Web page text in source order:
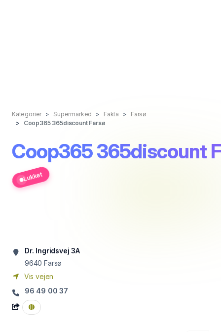
Kategorier Supermarked Fakta
Farsø
Coop365 365discount Farsø
Coop365 365discount
Lukket
Dr. Ingridsvej 3A
9640 Farsø
Vis vejen
96 49 00 37